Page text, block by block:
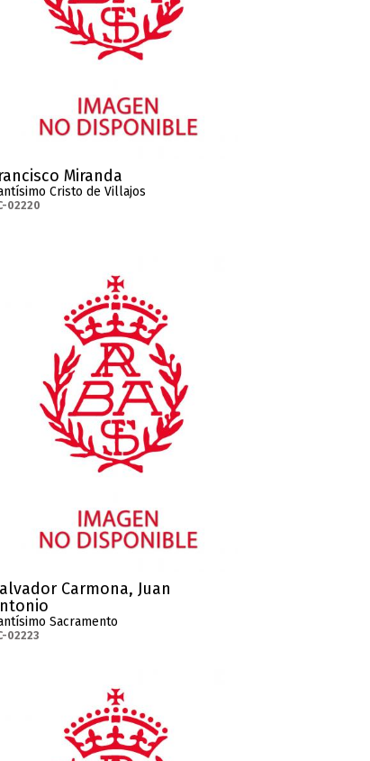
Miranda
Cristo de Villajos
02220
Carmona, Juan
Sacramento
02223